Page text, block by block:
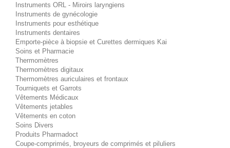
Instruments ORL - Miroirs laryngiens
Instruments de gynécologie
Instruments pour esthétique
Instruments dentaires
Emporte-pièce à biopsie et Curettes dermiques Kai
Soins et Pharmacie
Thermomètres
Thermomètres digitaux
Thermomètres auriculaires et frontaux
Tourniquets et Garrots
Vêtements Médicaux
Vêtements jetables
Vêtements en coton
Soins Divers
Produits Pharmadoct
Coupe-comprimés, broyeurs de comprimés et piluliers